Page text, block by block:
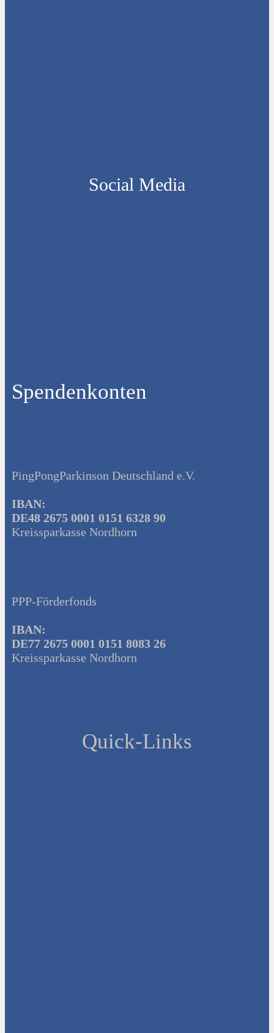
Social Media
Spendenkonten
PingPongParkinson Deutschland e.V.
IBAN:
DE48 2675 0001 0151 6328 90
Kreissparkasse Nordhorn
PPP-Förderfonds
IBAN:
DE77 2675 0001 0151 8083 26
Kreissparkasse Nordhorn
Quick-Links